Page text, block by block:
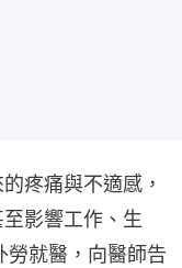
疼痛與不適感，
影響工作、生
勞就醫，向醫師告